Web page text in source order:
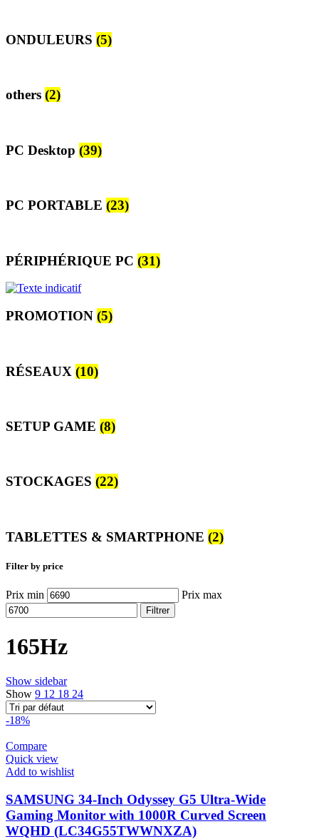
ONDULEURS (5)
others (2)
PC Desktop (39)
PC PORTABLE (23)
PÉRIPHÉRIQUE PC (31)
PROMOTION (5)
RÉSEAUX (10)
SETUP GAME (8)
STOCKAGES (22)
TABLETTES & SMARTPHONE (2)
Filter by price
Prix min Prix max
Filtrer
165Hz
Show sidebar
Show 9 12 18 24
-18%
Compare
Quick view
Add to wishlist
SAMSUNG 34-Inch Odyssey G5 Ultra-Wide
Gaming Monitor with 1000R Curved Screen
WQHD (LC34G55TWWNXZA)